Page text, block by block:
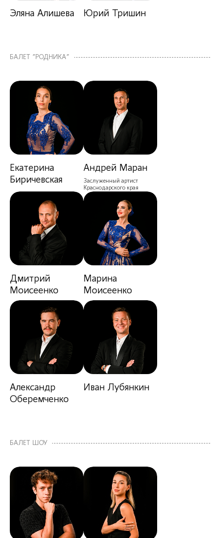
Эляна Алишева Юрий Тришин
БАЛЕТ "РОДНИКА"
Екатерина
Биричевская
Андрей Маран
Заслуженный артист
Краснодарского края
Дмитрий
Моисеенко
Марина
Моисеенко
Александр
Оберемченко
Иван Лубянкин
БАЛЕТ ШОУ